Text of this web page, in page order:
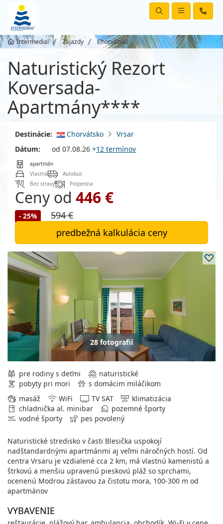
Intermedial Zájazdy Chorvátsko
Naturistický Rezort
Koversada-
Apartmány****
Destinácie: Chorvátsko
Vrsar
Dátum:
od 07.08.26 +12 termínov
apartmán
Vlastná
Autobus
Bez stravy
Polpenzia
Ceny od 446 €
- 25%
594 €
predbežná kalkulácia ceny
28 fotografií
pre rodiny s deťmi
naturistické
pobyty pri mori
s domácim miláčikom
masáž
WiFi TV SAT
klimatizácia
chladnička al. minibar
pozemné športy
vodné športy
pes povolený
Naturistické stredisko v časti Blesička uspokojí
nadštandardnými apartmánmi aj veľmi náročných hostí. Od
centra Vrsaru je vzdialené cca 2 km, má vlastnú kamenistú a
štrkovú a menšiu upravenú pieskovú pláž so sprchami,
ocenenú Modrou zástavou za čistotu mora, 100-300 m od
apartmánov
VYBAVENIE